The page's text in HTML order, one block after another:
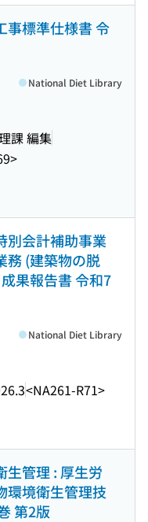
事標準仕様書 令
課 編集
National Diet Library
別会計補助事業
務 (建築物の脱
果報告書 令和7
<NA261-R71>
National Diet Library
生管理 : 厚生労
環境衛生管理技
第2版